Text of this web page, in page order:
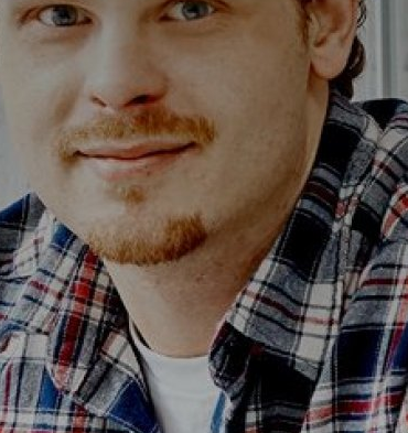
Alterna Isabella
Alterna Isella Aqua
Alterna Isella
Alterna Luxor
Duravit L-Cube
Geberit Smyle Square
Geberit iCon
Ifö Option
Ifö Sense Art
Ifö Sense Modern
Ifö Sense Pro
Ifö Spira
Spegelhållare
Tvålkorgar
WC-pappershållare
Handduksstänger
Handdukskrokar